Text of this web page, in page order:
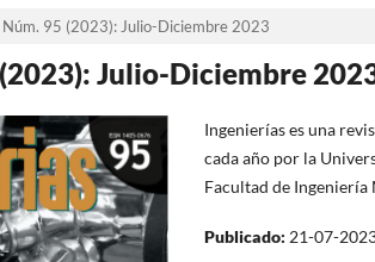
Núm. 95 (2023): Julio-Diciembre 2023
Julio-Diciembre
Ingenierías es una
cada año por la
Facultad de Ingeniería
Publicado: 21-07-